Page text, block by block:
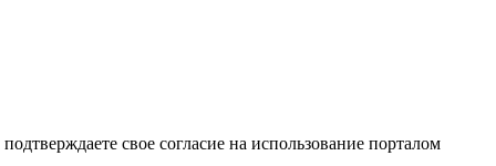
свое согласие на использование порталом